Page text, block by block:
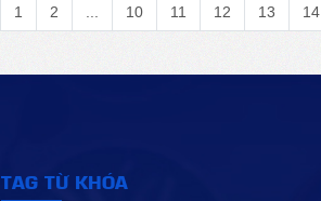
1 2 10 11 12 13 14
TAG TỪ KHÓA